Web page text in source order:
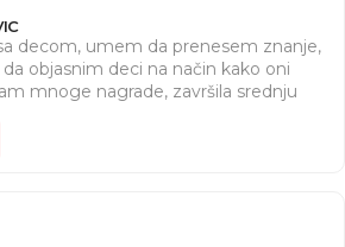
decom, umem da prenesem znanje,
objasnim deci na način kako oni
mnoge nagrade, završila srednju
Vučković" sa odličnim uspehom,
i violinu koju sviram i umem da
kao i znanje deci. Dajem privatne
ili da ja dolazim kod njih, sve po
uspeha deteta. Dužina časa po